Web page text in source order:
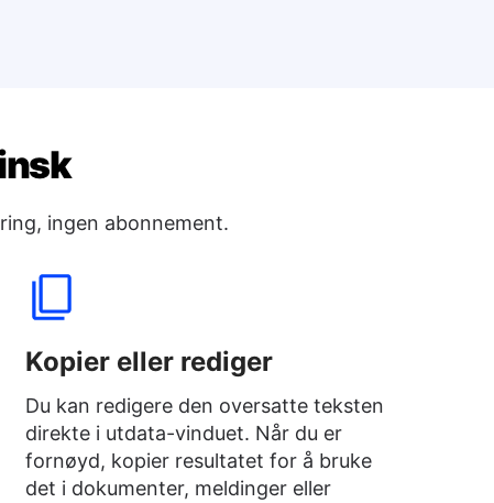
ingen abonnement.
Kopier eller rediger
Du kan redigere den oversatte teksten
direkte i utdata-vinduet. Når du er
fornøyd, kopier resultatet for å bruke
det i dokumenter, meldinger eller